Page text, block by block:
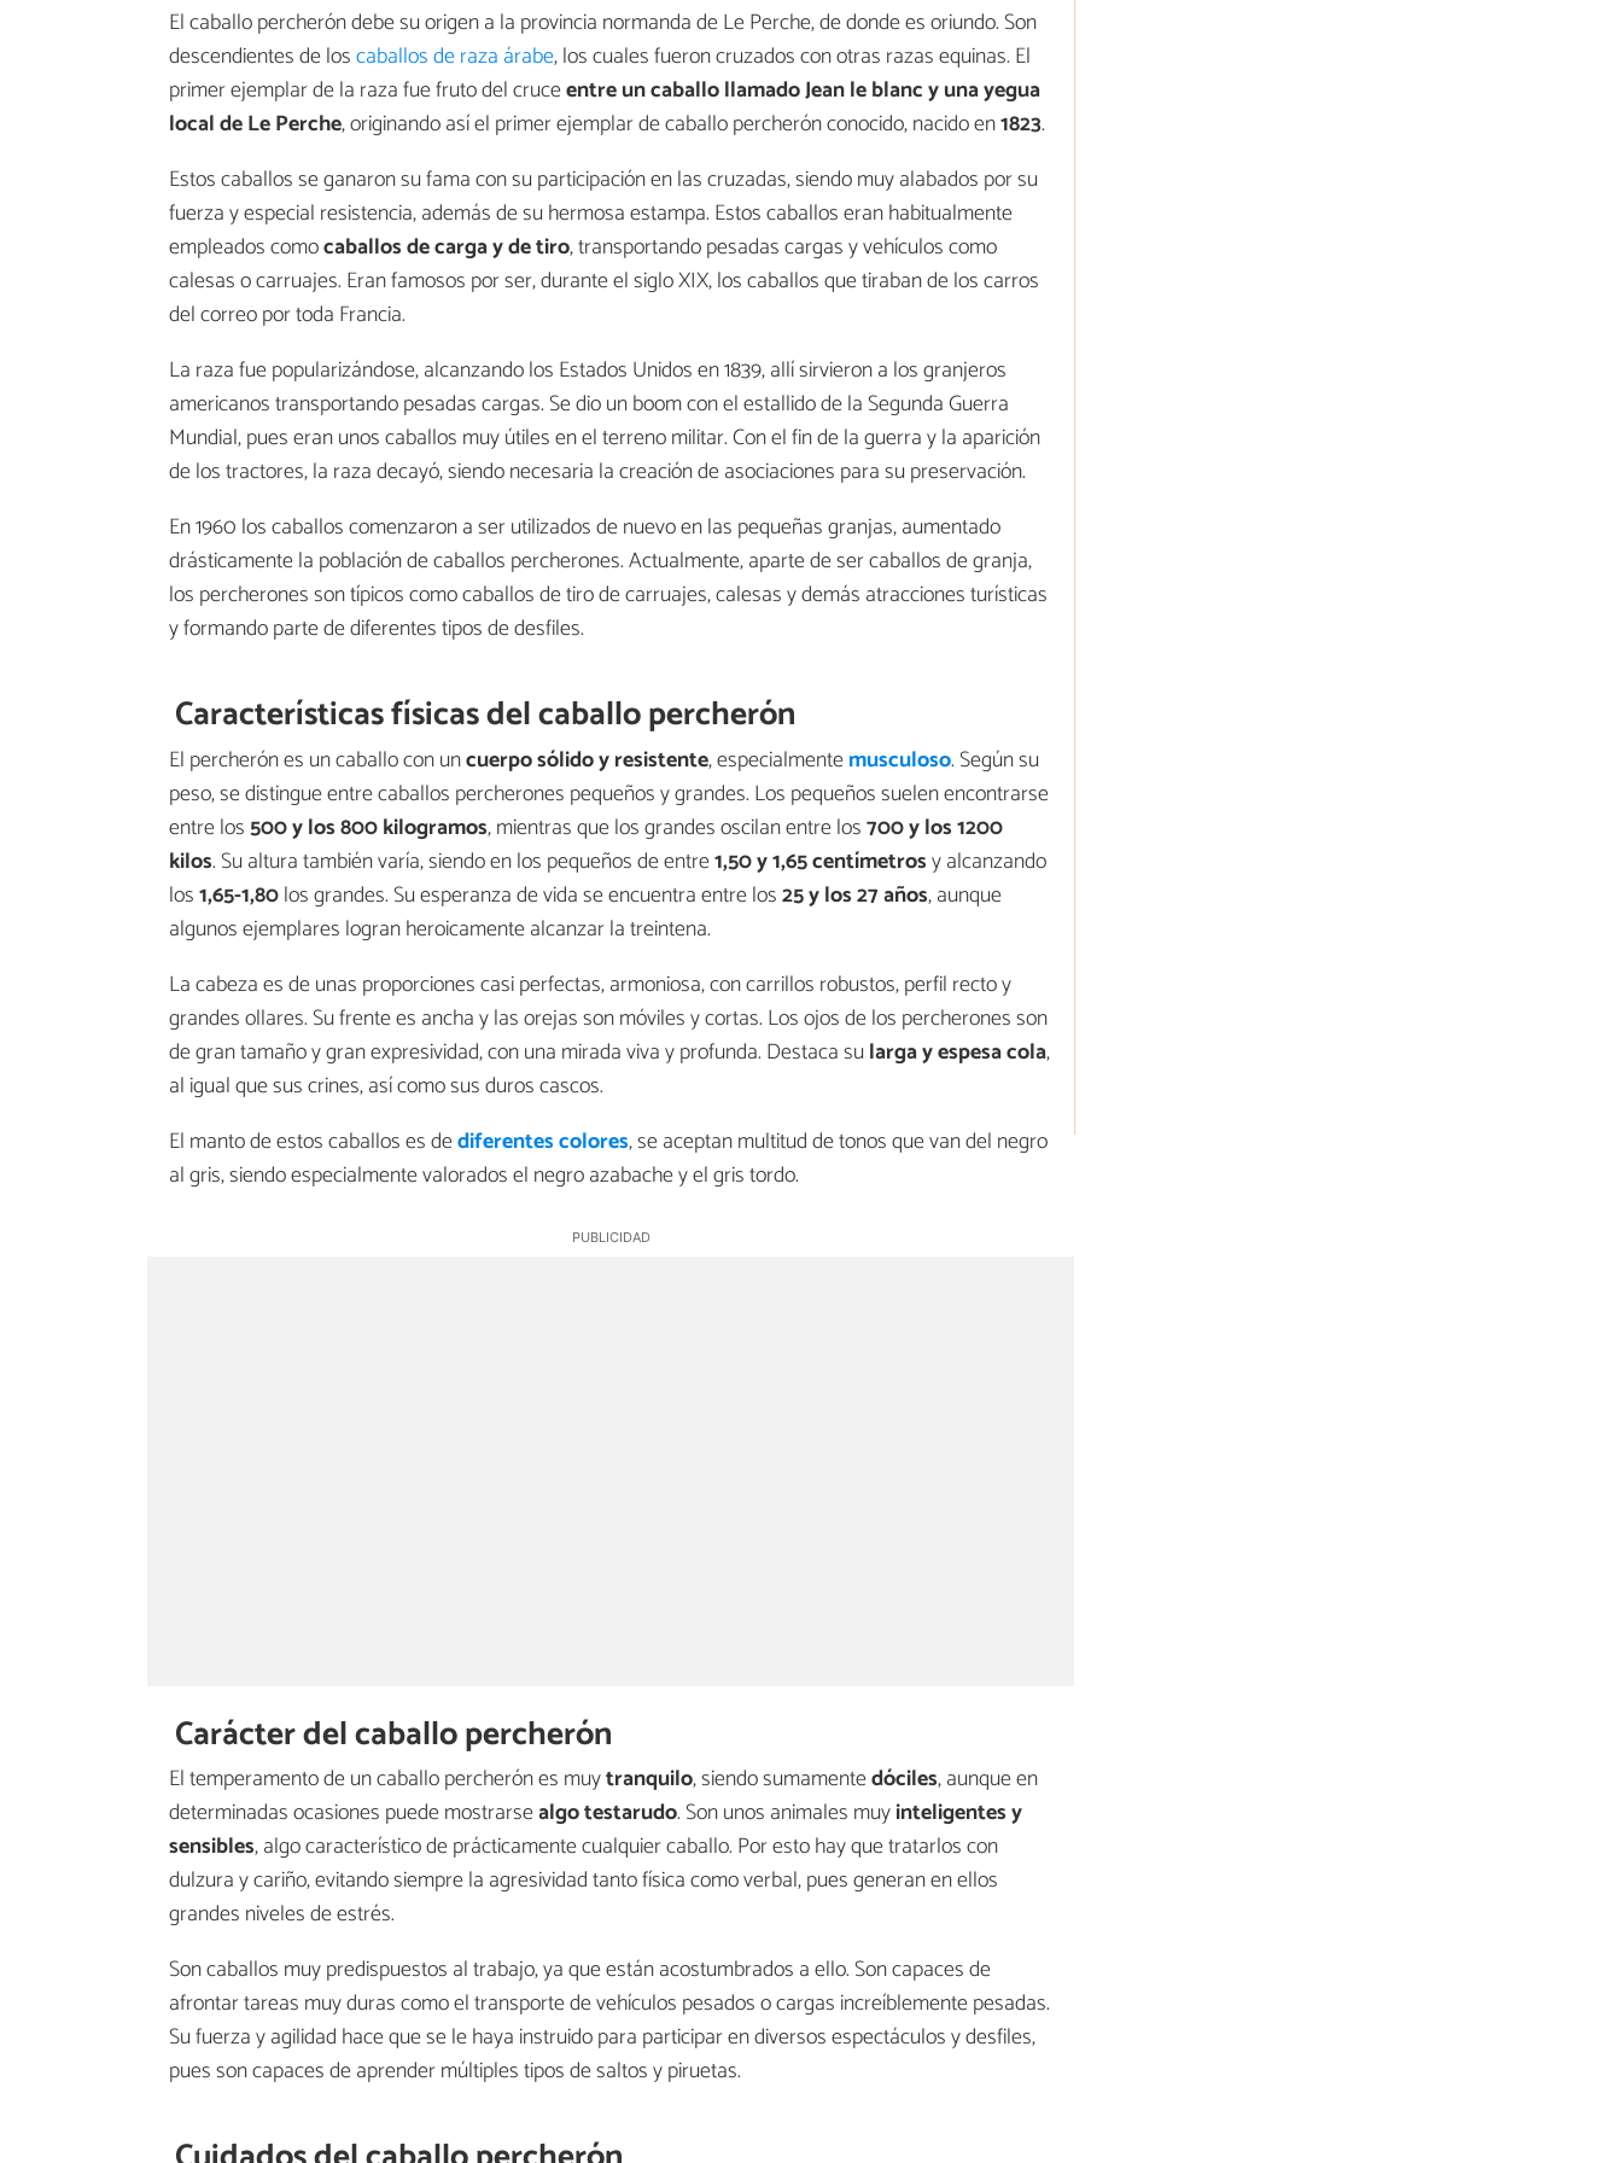
El caballo percherón debe su origen a la provincia normanda de Le Perche, de donde es oriundo. Son
descendientes de loscaballos de raza árabe, los cuales fueron cruzados con otras razas equinas. El
primer ejemplar de la raza fue fruto del cruceentre un caballo llamado Jean le blanc y una yegua
local de Le Perche, originando así el primer ejemplar de caballo percherón conocido, nacido en1823.
Estos caballos se ganaron su fama con su participación en las cruzadas, siendo muy alabados por su
fuerza y especial resistencia, además de su hermosa estampa. Estos caballos eran habitualmente
empleados comocaballos de carga y de tiro, transportando pesadas cargas y vehículos como
calesas o carruajes. Eran famosos por ser, durante el siglo XIX, los caballos que tiraban de los carros
del correo por toda Francia.
La raza fue popularizándose, alcanzando los Estados Unidos en 1839, allí sirvieron a los granjeros
americanos transportando pesadas cargas. Se dio un boom con el estallido de la Segunda Guerra
Mundial, pues eran unos caballos muy útiles en el terreno militar. Con el fin de la guerra y la aparición
de los tractores, la raza decayó, siendo necesaria la creación de asociaciones para su preservación.
En 1960 los caballos comenzaron a ser utilizados de nuevo en las pequeñas granjas, aumentado
drásticamente la población de caballos percherones. Actualmente, aparte de ser caballos de granja,
los percherones son típicos como caballos de tiro de carruajes, calesas y demás atracciones turísticas
y formando parte de diferentes tipos de desfiles.
Características físicas del caballo percherón
El percherón es un caballo con uncuerpo sólido y resistente, especialmentemusculoso. Según su
peso, se distingue entre caballos percherones pequeños y grandes. Los pequeños suelen encontrarse
entre los500 y los 800 kilogramos, mientras que los grandes oscilan entre los700 y los 1200
kilos. Su altura también varía, siendo en los pequeños de entre1,50 y 1,65 centímetrosy alcanzando
los1,65-1,80los grandes. Su esperanza de vida se encuentra entre los25 y los 27 años, aunque
algunos ejemplares logran heroicamente alcanzar la treintena.
La cabeza es de unas proporciones casi perfectas, armoniosa, con carrillos robustos, perfil recto y
grandes ollares. Su frente es ancha y las orejas son móviles y cortas. Los ojos de los percherones son
de gran tamaño y gran expresividad, con una mirada viva y profunda. Destaca sularga y espesa cola,
al igual que sus crines, así como sus duros cascos.
El manto de estos caballos es dediferentes colores, se aceptan multitud de tonos que van del negro
al gris, siendo especialmente valorados el negro azabache y el gris tordo.
Carácter del caballo percherón
El temperamento de un caballo percherón es muytranquilo, siendo sumamentedóciles, aunque en
determinadas ocasiones puede mostrarsealgo testarudo. Son unos animales muyinteligentes y
sensibles, algo característico de prácticamente cualquier caballo. Por esto hay que tratarlos con
dulzura y cariño, evitando siempre la agresividad tanto física como verbal, pues generan en ellos
grandes niveles de estrés.
Son caballos muy predispuestos al trabajo, ya que están acostumbrados a ello. Son capaces de
afrontar tareas muy duras como el transporte de vehículos pesados o cargas increíblemente pesadas.
Su fuerza y agilidad hace que se le haya instruido para participar en diversos espectáculos y desfiles,
pues son capaces de aprender múltiples tipos de saltos y piruetas.